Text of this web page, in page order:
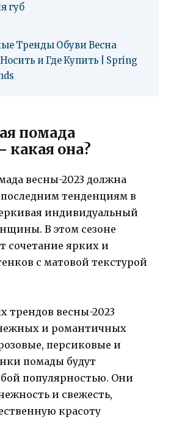
губ
Тренды Обуви Весна
и Где Купить | Spring
помада
какая она?
весны-2023 должна
последним тенденциям в
индивидуальный
В этом сезоне
сочетание ярких и
с матовой текстурой
трендов весны-2023
и романтичных
персиковые и
помады будут
популярностью. Они
и свежесть,
красоту